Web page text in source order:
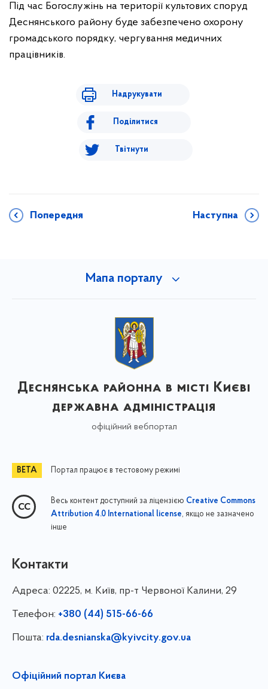
Під час Богослужінь на території культових споруд
Деснянського району буде забезпечено охорону
громадського порядку, чергування медичних
працівників.
Надрукувати
Поділитися
Твітнути
Попередня Наступна
Мапа порталу
Деснянська районна в місті Києві
державна адміністрація
офіційний вебпортал
Портал працює в тестовому режимі
Весь контент доступний за ліцензією Creative Commons
Attribution 4.0 International license, якщо не зазначено
інше
Контакти
Адреса: 02225, м. Київ, пр-т Червоної Калини, 29
Телефон: +380 (44) 515-66-66
Пошта: rda.desnianska@kyivcity.gov.ua
Офіційний портал Києва